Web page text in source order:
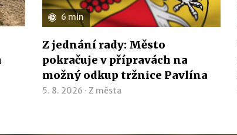
6 min
Z jednání rady: Město
pokračuje v přípravách na
možný odkup tržnice Pavlína
5. 8. 2026 ·Z města